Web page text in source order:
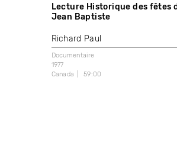
Lecture Historique des fêtes
Jean Baptiste
Richard Paul
Documentaire
1977
Canada
59:00